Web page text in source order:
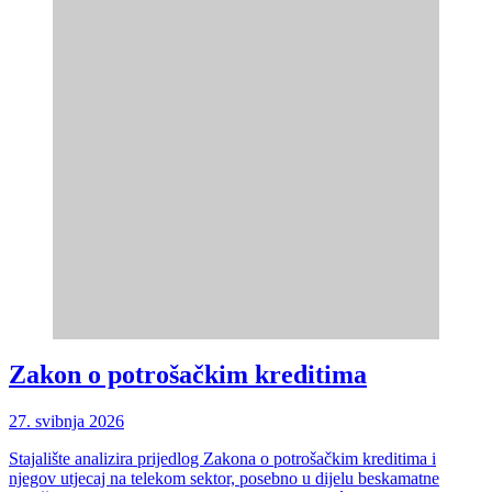
Zakon o potrošačkim kreditima
27. svibnja 2026
Stajalište analizira prijedlog Zakona o potrošačkim kreditima i
njegov utjecaj na telekom sektor, posebno u dijelu beskamatne